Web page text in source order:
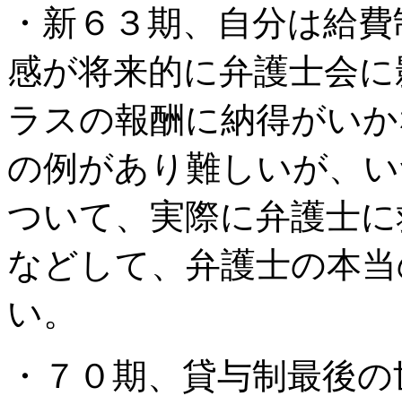
・新６３期、自分は給
感が将来的に弁護士会
ラスの報酬に納得がい
の例があり難しいが、
ついて、実際に弁護士
などして、弁護士の本
い。
・７０期、貸与制最後